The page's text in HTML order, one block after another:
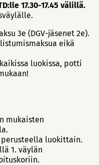
17.30-17.45 välillä.
3e (DGV-jäsenet 2e).
eikä
luokissa, potti
mukaisten
perusteella luokittain.
1. väylän